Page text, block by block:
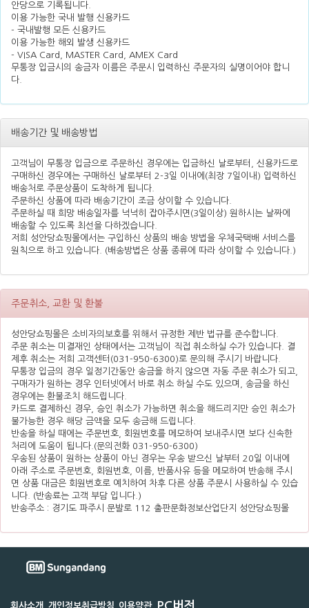
안당으로 기록됩니다.
이용 가능한 국내 발행 신용카드
- 국내발행 모든 신용카드
이용 가능한 해외 발생 신용카드
- VISA Card, MASTER Card, AMEX Card
무통장 입금시의 송금자 이름은 주문시 입력하신 주문자의 실명이어야 합니
다.
배송기간 및 배송방법
고객님이 무통장 입금으로 주문하신 경우에는 입금하신 날로부터, 신용카드로
구매하신 경우에는 구매하신 날로부터 2-3일 이내에(최장 7일이내) 입력하신
배송처로 주문상품이 도착하게 됩니다.
주문하신 상품에 따라 배송기간이 조금 상이할 수 있습니다.
주문하실 때 희망 배송일자를 넉넉히 잡아주시면(3일이상) 원하시는 날짜에
배송할 수 있도록 최선을 다하겠습니다.
저희 성안당쇼핑몰에서는 구입하신 상품의 배송 방법을 우체국택배 서비스를
원칙으로 하고 있습니다. (배송방법은 상품 종류에 따라 상이할 수 있습니다.)
주문취소, 교환 및 환불
성안당쇼핑몰은 소비자의보호를 위해서 규정한 제반 법규를 준수합니다.
주문 취소는 미결재인 상태에서는 고객님이 직접 취소하실 수가 있습니다. 결
제후 취소는 저희 고객센터(031-950-6300)로 문의해 주시기 바랍니다.
무통장 입금의 경우 일정기간동안 송금을 하지 않으면 자동 주문 취소가 되고,
구매자가 원하는 경우 인터넷에서 바로 취소 하실 수도 있으며, 송금을 하신
경우에는 환불조치 해드립니다.
카드로 결제하신 경우, 승인 취소가 가능하면 취소을 해드리지만 승인 취소가
불가능한 경우 해당 금액을 모두 송금해 드립니다.
반송을 하실 때에는 주문번호, 회원번호를 메모하여 보내주시면 보다 신속한
처리에 도움이 됩니다.(문의전화 031-950-6300)
우송된 상품이 원하는 상품이 아닌 경우는 우송 받으신 날부터 20일 이내에
아래 주소로 주문번호, 회원번호, 이름, 반품사유 등을 메모하여 반송해 주시
면 상품 대금은 회원번호로 예치하여 차후 다른 상품 주문시 사용하실 수 있습
니다. (반송료는 고객 부담 입니다.)
반송주소 : 경기도 파주시 문발로 112 출판문화정보산업단지 성안당쇼핑몰
회사소개 개인정보취급방침 이용약관